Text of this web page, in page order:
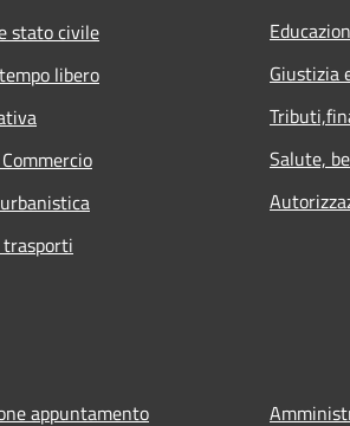
stato civile
libero
Giustizia
Salute,
appuntamento